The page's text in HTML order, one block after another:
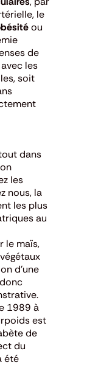
le
ou
de
les
soit
dans
les
nous, la
les plus
au
le maïs,
d’une
1989 à
est
de
du
été